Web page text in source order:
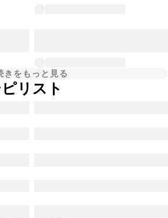
きをもっと見る
リスト